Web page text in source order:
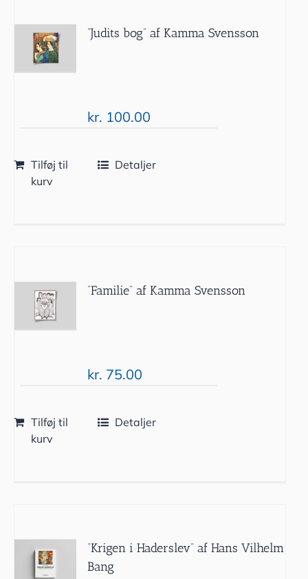
”Judits bog” af Kamma Svensson
kr. 100.00
Tilføj til
kurv
Detaljer
”Familie” af Kamma Svensson
kr. 75.00
Tilføj til
kurv
Detaljer
“Krigen i Haderslev” af Hans Vilhelm
Bang